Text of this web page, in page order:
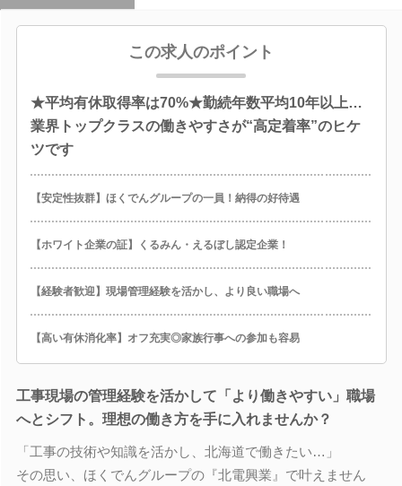
この求人のポイント
★平均有休取得率は70%★勤続年数平均10年以上…
業界トップクラスの働きやすさが“高定着率”のヒケ
ツです
【安定性抜群】ほくでんグループの一員！納得の好待遇
【ホワイト企業の証】くるみん・えるぼし認定企業！
【経験者歓迎】現場管理経験を活かし、より良い職場へ
【高い有休消化率】オフ充実◎家族行事への参加も容易
工事現場の管理経験を活かして「より働きやすい」職場
へとシフト。理想の働き方を手に入れませんか？
「工事の技術や知識を活かし、北海道で働きたい…」
その思い、ほくでんグループの『北電興業』で叶えません